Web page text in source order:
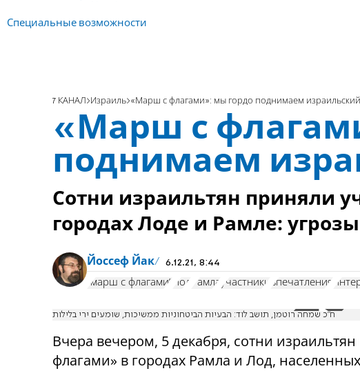
Специальные возможности
7 КАНАЛ Израиль «Марш с флагами»: мы гордо поднимаем
«Марш с
поднимаем
Сотни израильтян приняли
городах Лоде и Рамле:
Йоссеф Йак 6.12.21, 8:44
"марш с флагами" Лод Рамла участники впечатления
ח"כ שמחה רוטמן, תושב לוד: הבעיות הביטחוניות ממשיכות, שומעים ירי בלילות
Вчера вечером, 5 декабря, сотни
флагами» в городах Рамла и Лод,